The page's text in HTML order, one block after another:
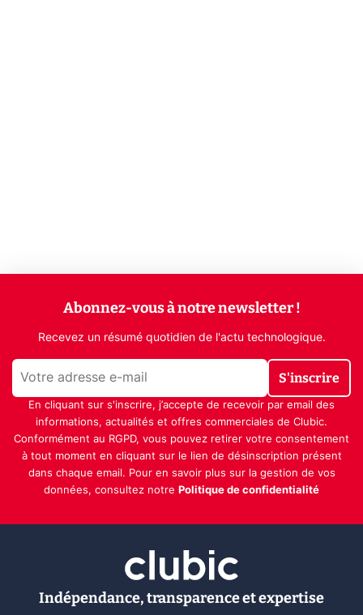
Abonnez-vous à notre newsletter !
Recevez un résumé quotidien de l'actu technologique.
S'inscrire
En cliquant sur s'inscrire, j’accepte de recevoir par email des
informations, actualités et offres commerciales de Clubic.
Conformément au RGPD, vous pouvez retirer votre consentement
à tout moment en cliquant sur le lien de désinscription présent
dans chaque email. Pour en savoir plus sur la gestion de vos
données, consultez notre Politique de confidentialité
Indépendance, transparence et expertise